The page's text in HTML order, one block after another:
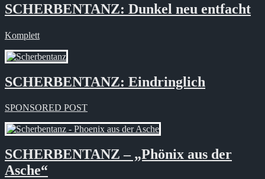
SCHERBENTANZ: Dunkel neu entfacht
Komplett
SCHERBENTANZ: Eindringlich
SPONSORED POST
SCHERBENTANZ – „Phönix aus der
Asche“